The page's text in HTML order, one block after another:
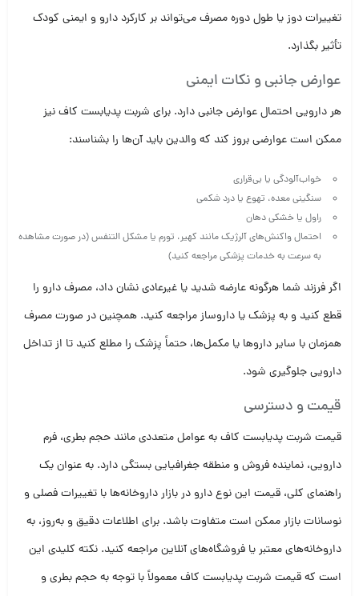
تغییرات دوز یا طول دوره مصرف می‌تواند بر کارکرد دارو و ایمنی کودک
تأثیر بگذارد.
عوارض جانبی و نکات ایمنی
هر دارویی احتمال عوارض جانبی دارد. برای شربت پدیابست کاف نیز
ممکن است عوارضی بروز کند که والدین باید آن‌ها را بشناسند:
خواب‌آلودگی یا بی‌قراری
سنگینی معده، تهوع یا درد شکمی
راول یا خشکی دهان
احتمال واکنش‌های آلرژیک مانند کهیر، تورم یا مشکل التنفس (در صورت مشاهده
به سرعت به خدمات پزشکی مراجعه کنید)
اگر فرزند شما هرگونه عارضه شدید یا غیرعادی نشان داد، مصرف دارو را
قطع کنید و به پزشک یا داروساز مراجعه کنید. همچنین در صورت مصرف
همزمان با سایر داروها یا مکمل‌ها، حتماً پزشک را مطلع کنید تا از تداخل
دارویی جلوگیری شود.
قیمت و دسترسی
قیمت شربت پدیابست کاف به عوامل متعددی مانند حجم بطری، فرم
دارویی، نماینده فروش و منطقه جغرافیایی بستگی دارد. به عنوان یک
راهنمای کلی، قیمت این نوع دارو در بازار داروخانه‌ها با تغییرات فصلی و
نوسانات بازار ممکن است متفاوت باشد. برای اطلاعات دقیق و به‌روز، به
داروخانه‌های معتبر یا فروشگاه‌های آنلاین مراجعه کنید. نکته کلیدی این
است که قیمت شربت پدیابست کاف معمولاً با توجه به حجم بطری و